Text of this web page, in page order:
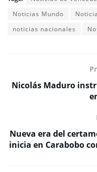
Noticias Mundo
noticias nacionales
Nicolás Maduro
Nueva era del
inicia en Carabobo